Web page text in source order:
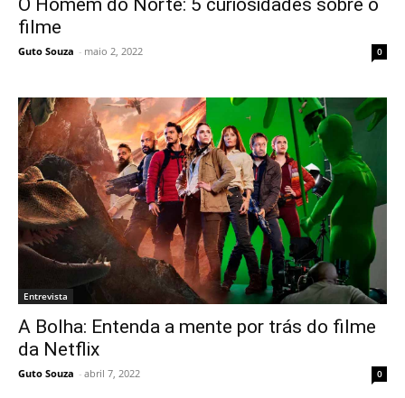
filme
Guto Souza - maio 2, 2022 0
Entrevista
A Bolha: Entenda a mente por trás do filme
da Netflix
Guto Souza - abril 7, 2022 0